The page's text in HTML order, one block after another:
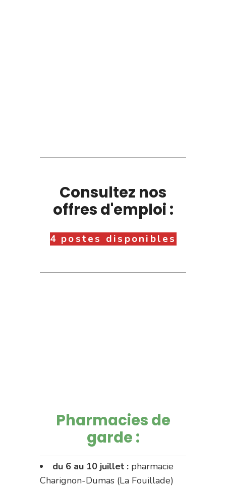
Consultez nos
offres d'emploi :
4 postes disponibles
Pharmacies de
garde :
du 6 au 10 juillet : pharmacie
Charignon-Dumas (La Fouillade)